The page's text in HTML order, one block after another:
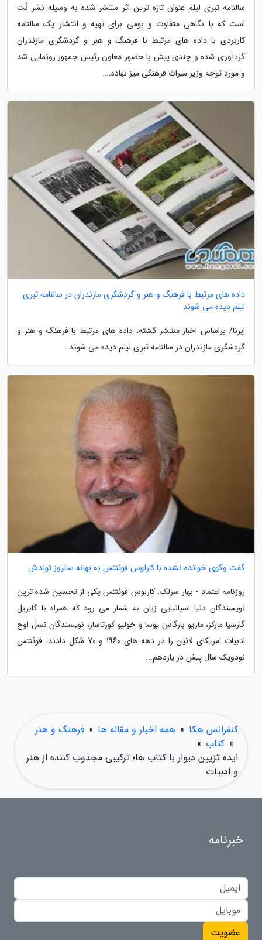
سالنامه تبری لیلم عنوان تازه ترین اثر منتشر شده به وسیله نشر نُت
است که با نگاهی متفاوت و بومی برای تهیه و انتشار یک سالنامه
کاربردی با داده های مرتبط با فرهنگ و هنر و گردشگری مازندران
گردآوری شده و چندی پیش با حضور معاون رئیس جمهور رونمایی شد
و مورد توجه وزیر میراث فرهنگی میز نهاده...
داده های مرتبط با فرهنگ و هنر و گردشگری مازندران در سالنامه تبری
لیلم دیده می شوند
ایرنا/ براساس اخبار منتشر گشته، داده های مرتبط با فرهنگ و هنر و
گردشگری مازندران در سالنامه تبری لیلم دیده می شوند.
گفت وگوی خوانده نشده با کارلوس فوئنتس به بهانه سالروز تولدش
روزنامه اعتماد - بهار سرلک: کارلوس فوئنتس یکی از تحسین شده ترین
نویسندگان دنیا اسپانیایی زبان به شمار می رود که همراه با گابریل
گارسیا مارکز، ماریو بارگاس یوسا و خولیو کورتاسار، نویسندگان نسل اوج
ادبیات امریکای لاتین را در دهه های 1960 و 70 شکل دادند. فوئنتس
نودویک سال پیش در یازدهم...
کنفرانس هکا » همه اخبار و مقاله ها » فرهنگ و هنر
» کتاب »
ایده تزیین دیوار با کتاب ها؛ ترکیبی مجذوب کننده از هنر
و ادبیات
خبرنامه
عضویت